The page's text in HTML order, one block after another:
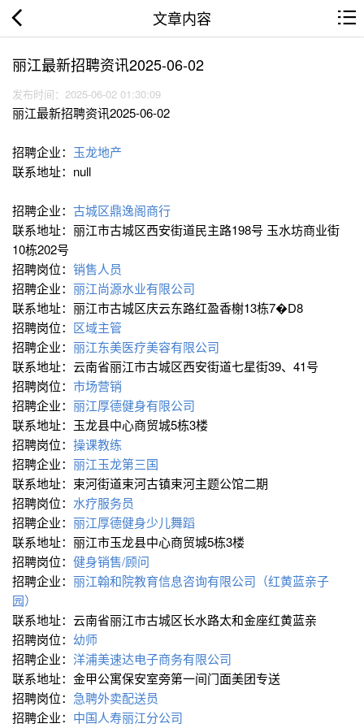
文章内容
丽江最新招聘资讯2025-06-02
发布时间：2025-06-02 01:30:09
丽江最新招聘资讯2025-06-02
招聘企业： 玉龙地产
联系地址：null
招聘企业： 古城区鼎逸阁商行
联系地址：丽江市古城区西安街道民主路198号 玉水坊商业街
10栋202号
招聘岗位： 销售人员
招聘企业： 丽江尚源水业有限公司
联系地址：丽江市古城区庆云东路红盈香榭13栋7�D8
招聘岗位： 区域主管
招聘企业： 丽江东美医疗美容有限公司
联系地址：云南省丽江市古城区西安街道七星街39、41号
招聘岗位： 市场营销
招聘企业： 丽江厚德健身有限公司
联系地址：玉龙县中心商贸城5栋3楼
招聘岗位： 操课教练
招聘企业： 丽江玉龙第三国
联系地址：束河街道束河古镇束河主题公馆二期
招聘岗位： 水疗服务员
招聘企业： 丽江厚德健身少儿舞蹈
联系地址：丽江市玉龙县中心商贸城5栋3楼
招聘岗位： 健身销售/顾问
招聘企业： 丽江翰和院教育信息咨询有限公司（红黄蓝亲子
园）
联系地址：云南省丽江市古城区长水路太和金座红黄蓝亲
招聘岗位： 幼师
招聘企业： 洋浦美速达电子商务有限公司
联系地址：金甲公寓保安室旁第一间门面美团专送
招聘岗位： 急聘外卖配送员
招聘企业： 中国人寿丽江分公司